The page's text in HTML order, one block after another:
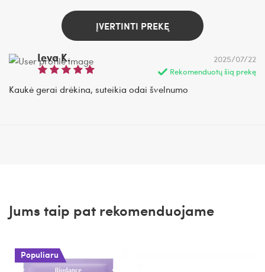
ĮVERTINTI PREKĘ
Ieva K.
Rekomenduotų šią prekę
2025/07/22
Kaukė gerai drėkina, suteikia odai švelnumo
Jums taip pat rekomenduojame
Populiaru